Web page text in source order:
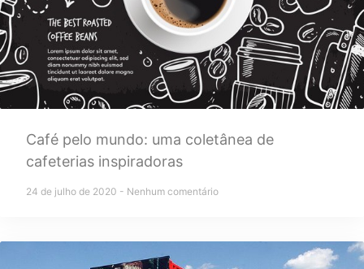
Café pelo mundo: uma coletânea de
cafeterias inspiradoras
24 de julho de 2020 Nenhum comentário